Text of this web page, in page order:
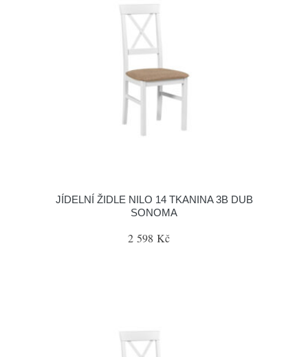
JÍDELNÍ ŽIDLE NILO 14 TKANINA 3B DUB
SONOMA
2 598 Kč